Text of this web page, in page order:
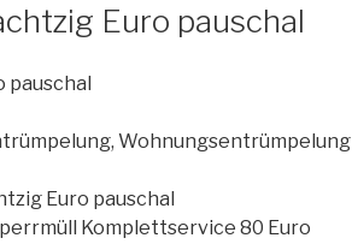
Euro pauschal
Wohnungsentrümpelung
Euro pauschal
Komplettservice 80 Euro